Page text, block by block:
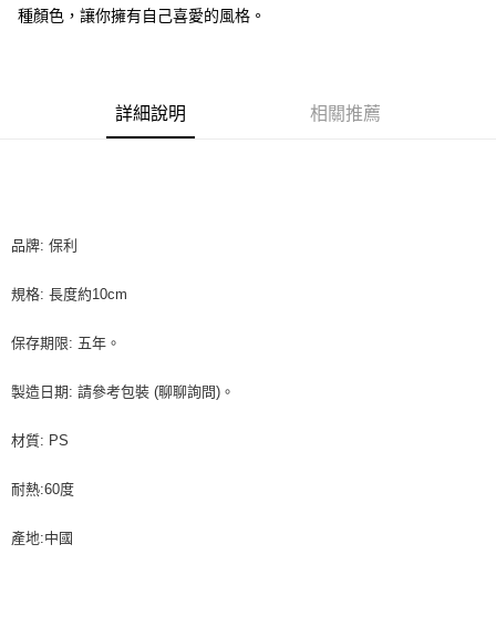
相關說明
１．簡單：不需註冊會員、不需綁卡、不需儲值。
２．便利：只要手機號碼，簡訊認證，即可結帳。
３．安心：先確認商品／服務後，再付款。
２．訂單成立數日內，您將收到繳費通知簡訊。
※ 請注意：結帳手續完成當下不需立刻繳費，但若您需要取消訂單，請聯絡
後付繳納相關費用。
是否繳費成功／繳費後需取消欲退款等相關疑問，請聯繫「AFTEE先享後付
客戶支援中心」 https://netprotections.freshdesk.com/support/home
【注意事項】
易，需依本服務之必要範圍內提供個人資料，並將交易相關給付款項請求債
權轉讓予恩沛科技股份有限公司。
https://aftee.tw/terms/#terms3
付款後全家取貨-重量限制含紙箱10kg，請控制商品重量在9~
每筆NT$90，滿NT$990(含以上)免運費
7-11取貨付款-重量限制含紙箱10kg，請控制商品重量在9~9.5
每筆NT$90，滿NT$990(含以上)免運費
付款後7-11取貨-重量限制含紙箱10kg，請控制商品重量在9~
宅配-新竹物流
種顏色，讓你擁有自己喜愛的風格。
詳細說明 相關推薦
品牌: 保利
規格: 長度約10cm
保存期限: 五年。
製造日期: 請參考包裝 (聊聊詢問)。
材質: PS
耐熱:60度
產地:中國